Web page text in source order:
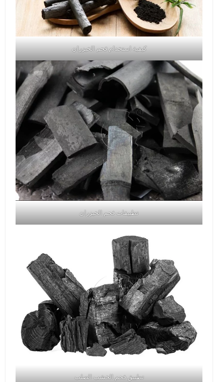
كيفية استخدام فحم الخيزران
تطبيقات فحم الخيزران
تطبيق فحم الخشب الصلب